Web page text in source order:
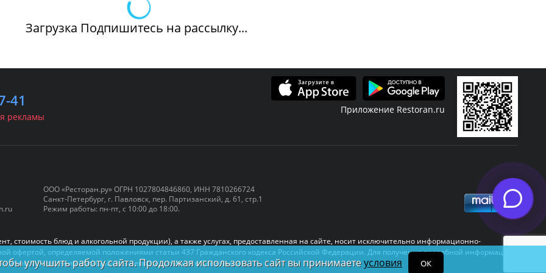
Загрузка Подпишитесь на рассылку...
41
рекламы
Приложение Restoran.ru
залы Куда пойти
рестораны
Рестораны за городом
Афиши
DJ-сет
Концерт
День рождения
Меню
Журнал
Новости ресторанов
Открытия
ООО «Ресторан.ру» ОГРН 1027804846860, ИНН 7810266724
Санкт-Петербург, г. Павловск, пер. Партизанский, д. 61, стр.1
Режим работы: пн-пт, с 10:00 до 18:00.
стоимость блюд и алкогольной продукции), а также услугах, предоставленная на сайте, носит исключительно информационно-
офертой, определяемой положениями статьи 437 Гражданского кодекса Российской Федерации. Для получения подробной информации
Заведения обращайтесь непосредственно в Заведение.
улучшить работу сайта. Продолжая использовать сайт вы принимаетеусловия ОК